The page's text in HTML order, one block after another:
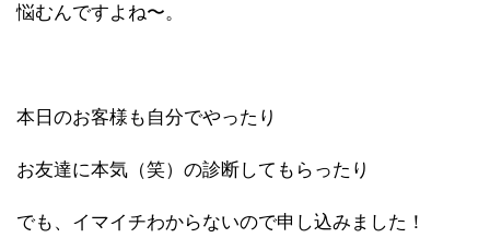
悩むんですよね〜。
本日のお客様も自分でやったり
お友達に本気（笑）の診断してもらったり
でも、イマイチわからないので申し込みました！